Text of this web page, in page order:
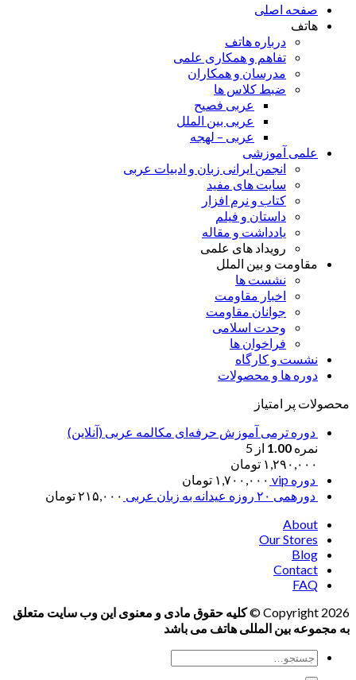
صفحه اصلی
هاتف
درباره هاتف
تفاهم و همکاری علمی
مدرسان و همکاران
ضبط کلاس ها
عربی فصیح
عربی بین الملل
عربی – لهجه
علمی آموزشی
انجمن ایرانی زبان و ادبیات عربی
سایت های مفید
کتاب و نرم افزار
داستان و فیلم
یادداشت و مقاله
رویداد های علمی
مقاومت و بین الملل
نشست ها
اخبار مقاومت
جوانان مقاومت
وحدت اسلامی
فراخوان ها
نشست و کارگاه
دوره ها و محصولات
محصولات پر امتیاز
دوره ترمی آموزش حرفه‌ای مکالمه عربی (آنلاین)
نمره 1.00 از 5
۱,۲۹۰,۰۰۰ تومان
دوره vip
۱,۷۰۰,۰۰۰ تومان
دورهمی ۲۰ روزه عیدانه به زبان عربی
۲۱۵,۰۰۰تومان
About
Our Stores
Blog
Contact
FAQ
Copyright 2026 ©
کلیه حقوق مادی و معنوی این وب سایت متعلق
به مجموعه بین المللی هاتف می باشد
جستجو
برای: